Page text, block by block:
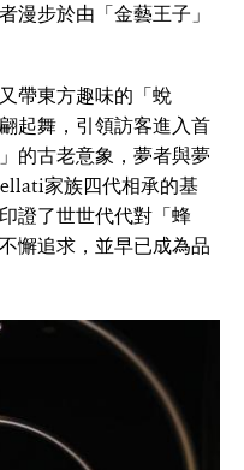
漫步於由「金藝王子」
帶東方趣味的「蛻
起舞，引領訪客進入首
的古老意象，夢者與夢
家族四代相承的基
證了世世代代對「蜂
懈追求，並早已成為品